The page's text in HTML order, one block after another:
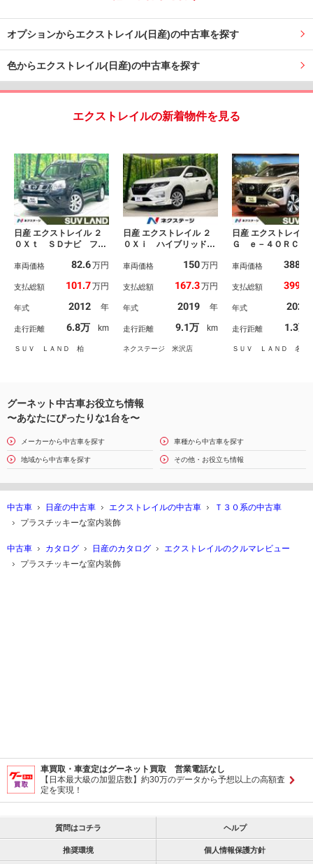
オプションからエクストレイル(日産)の中古車を探す
色からエクストレイル(日産)の中古車を探す
エクストレイルの新着物件を見る
日産 エクストレイル ２
０Ｘｔ ＳＤナビ フル
ＷＤ シートヒーター
ンプ 純正１８インチア
イト オートエアコン
車両価格 82.6万円
支払総額 101.7万円
年式 2012 年
走行距離 6.8万 km
ＳＵＶ ＬＡＮＤ 柏
日産 エクストレイル ２
０Ｘｉ ハイブリッド
フルエアロ 衝突被害軽
ルーズ 禁煙車 電動リ
ーナーセンサー ＬＥＤ
ヘッド ビルトインＥＴ
Ｃ 純正１７インチアル
ミ オートエアコン
車両価格 150万円
支払総額 167.3万円
年式 2019 年
走行距離 9.1万 km
ネクステージ 米沢店
日産 エクストレイル
Ｇ ｅ－４ＯＲＣ
ーディオ 全周囲カ
ム レーダークル
ト 全席シートヒー
ー ドラレコ コー
センサー ＥＴＣ
１８インチアルミ
車両価格 388.3
支払総額 399.9
年式 2024
走行距離 1.3万
ＳＵＶ ＬＡＮＤ 名古
グーネット中古車お役立ち情報
〜あなたにぴったりな1台を〜
メーカーから中古車を探す 車種から中古車を探す
地域から中古車を探す その他・お役立ち情報
中古車 日産の中古車 エクストレイルの中古車
Ｔ３０系の中古車
プラスチッキーな室内装飾
中古車 カタログ 日産のカタログ
エクストレイルのクルマレビュー
プラスチッキーな室内装飾
車買取・車査定はグーネット買取 営業電話なし
【日本最大級の加盟店数】約30万のデータから予想以上の高額査
定を実現！
質問はコチラ ヘルプ
推奨環境 個人情報保護方針